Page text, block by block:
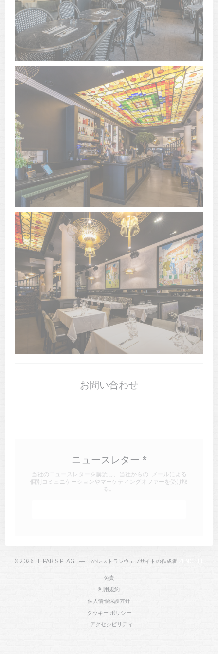
お問い合わせ
ニュースレター *
当社のニュースレターを購読し、当社からのEメールによる
個別コミュニケーションやマーケティングオファーを受け取
る。
© 2026 LE PARIS PLAGE — このレストランウェブサイトの作成者
免責
利用規約
個人情報保護方針((新しいウィンドウで開きます))
クッキー ポリシー((新しいウィンドウで開きます))
アクセシビリティ